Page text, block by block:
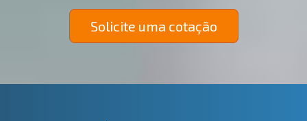
Solicite uma cotação